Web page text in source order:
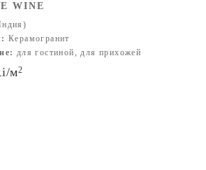
WINE
Керамогранит
для гостиной, для прихожей
i/м2